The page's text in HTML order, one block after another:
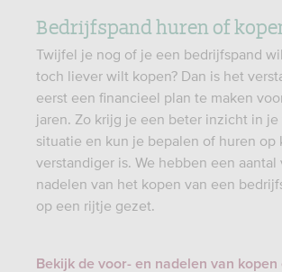
Bedrijfspand huren of
Twijfel je nog of je een bedrijfspand
toch liever wilt kopen? Dan is het
eerst een financieel plan te maken
jaren. Zo krijg je een beter inzicht in je
situatie en kun je bepalen of huren op
verstandiger is. We hebben een aantal
nadelen van het kopen van een
op een rijtje gezet.
Bekijk de voor- en nadelen van kopen